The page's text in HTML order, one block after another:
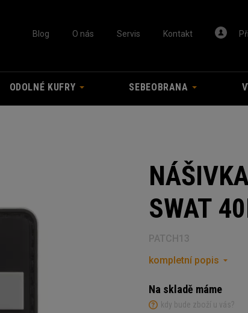
Blog O nás Servis Kontakt
ODOLNÉ KUFRY SEBEOBRANA
SWAT
PATCH13
kompletní popis
Na skladě máme
kdy bude zboží u vás?